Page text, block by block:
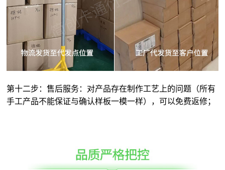
第十二步：售后服务：对产品存在制作工艺上的问题（所有
手工产品不能保证与确认样板一模一样），可以免费返修；